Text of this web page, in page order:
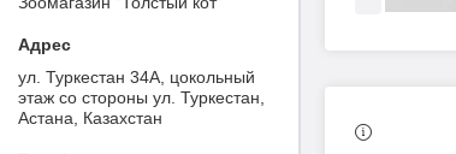
ул. Туркестан 34А, цокольный
этаж со стороны ул. Туркестан,
Астана, Казахстан